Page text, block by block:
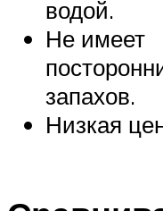
водой.
Не имеет
запахов.
Низкая